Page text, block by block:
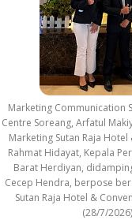
Marketing Communication
Centre Soreang, Arfatul
Marketing Sutan Raja
Rahmat Hidayat, Kepala
Barat Herdiyan,
Cecep Hendra, berpose
Sutan Raja Hotel &
(28/7/